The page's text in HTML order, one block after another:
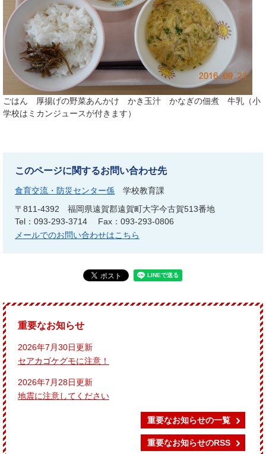
ごはん 厚揚げの野菜あんかけ かき玉汁 かなぎの佃煮 牛乳（小
学校はミカンジュースが付きます）
このページに関するお問い合わせ先
食育交流・防災センター係
学校教育課
〒811-4392
福岡県遠賀郡遠賀町大字今古賀513番地
Tel：093-293-3714
Fax：093-293-0806
メールでのお問い合わせはこちら
重要なお知らせ
2026年7月30日更新
セアカゴケグモに注意！
2026年7月28日更新
地震に注意してください
重要なお知らせの一覧
重要なお知らせのRSS